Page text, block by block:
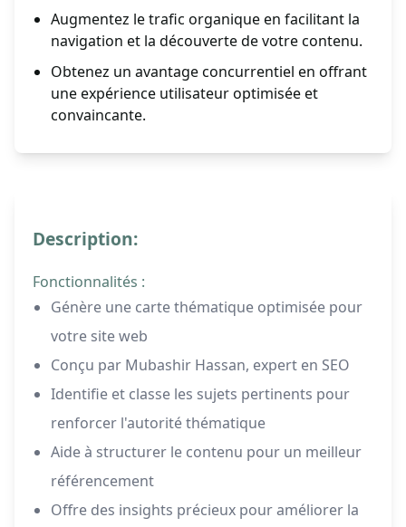
Augmentez le trafic organique en facilitant la
navigation et la découverte de votre contenu.
Obtenez un avantage concurrentiel en offrant
une expérience utilisateur optimisée et
convaincante.
Description:
Fonctionnalités :
Génère une carte thématique optimisée pour
votre site web
Conçu par Mubashir Hassan, expert en SEO
Identifie et classe les sujets pertinents pour
renforcer l'autorité thématique
Aide à structurer le contenu pour un meilleur
référencement
Offre des insights précieux pour améliorer la